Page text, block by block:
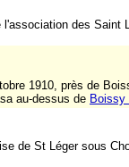
des Saint
1910, près de
au-dessus de Boissy
de St Léger sous